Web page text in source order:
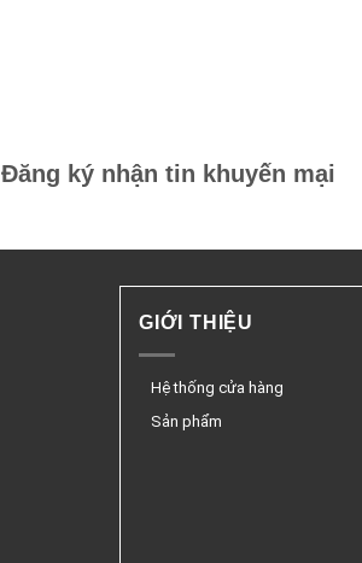
Đăng ký nhận tin khuyến mại
GIỚI THIỆU
Hệ thống cửa hàng
Sản phẩm